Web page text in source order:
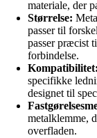
materiale, der
Størrelse:
passer til
passer præcist
forbindelse.
Kompatibilitet:
specifikke
designet til
metalklemme,
overfladen.